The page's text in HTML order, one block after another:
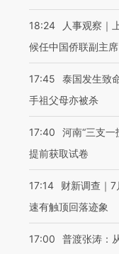
18:24
人事观察｜
候任中国侨联副主席
17:45
泰国发生致
手祖父母亦被杀
17:40
河南“三支
提前获取试卷
17:14
财新调查｜
速有触顶回落迹象
17:00 普渡张涛：